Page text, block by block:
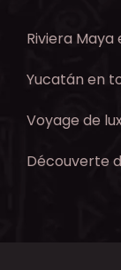
Riviera
Yucatán en
Voyage de
Découverte